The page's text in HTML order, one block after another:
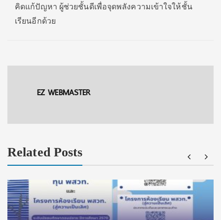
คิดแก้ปัญหา ผู้ช่วยชั้นดีเพื่อจุดพลังความเข้าใจให้ชั้น
เรียนอีกด้วย
EZ WEBMASTER
Related Posts